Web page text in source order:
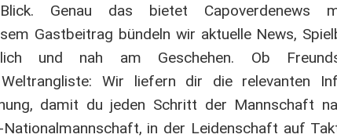
Genau das bietet Capoverdenews
Gastbeitrag bündeln wir aktuelle News,
und nah am Geschehen. Ob
Wir liefern dir die relevanten
damit du jeden Schritt der Mannschaft
in der Leidenschaft auf